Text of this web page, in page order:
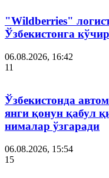
"Wildberries"
Ўзбекистонга
06.08.2026, 16:42
11
Ўзбекистонда
янги қонун қабул
нималар ўзгаради
06.08.2026, 15:54
15